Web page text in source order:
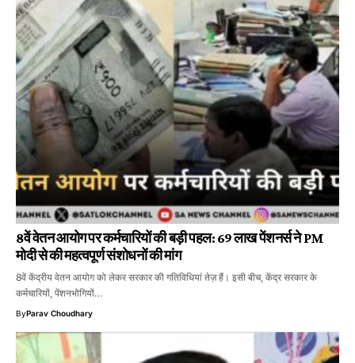
8वें वेतन आयोग पर कर्मचारियों की बड़ी पहल: 69 लाख पेंशनर्स ने PM
मोदी से की महत्वपूर्ण संशोधनों की मांग
8वें केंद्रीय वेतन आयोग को लेकर सरकार की गतिविधियां तेज़ हैं। इसी बीच, केंद्र सरकार के
कर्मचारियों, पेंशनभोगियों…
ByParav Choudhary